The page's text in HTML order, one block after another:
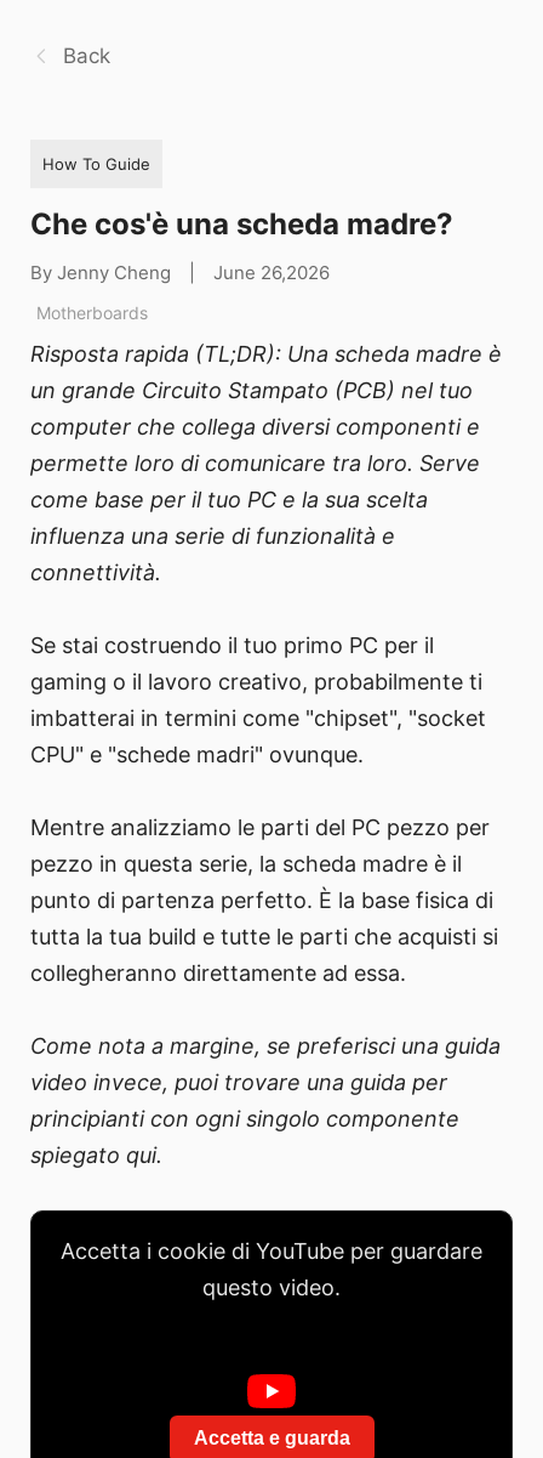
Back
How To Guide
Che cos'è una scheda madre?
By Jenny Cheng June 26,2026
Motherboards
Risposta rapida (TL;DR): Una scheda madre è
un grande Circuito Stampato (PCB) nel tuo
computer che collega diversi componenti e
permette loro di comunicare tra loro. Serve
come base per il tuo PC e la sua scelta
influenza una serie di funzionalità e
connettività.
Se stai costruendo il tuo primo PC per il
gaming o il lavoro creativo, probabilmente ti
imbatterai in termini come "chipset", "socket
CPU" e "schede madri" ovunque.
Mentre analizziamo le parti del PC pezzo per
pezzo in questa serie, la scheda madre è il
punto di partenza perfetto. È la base fisica di
tutta la tua build e tutte le parti che acquisti si
collegheranno direttamente ad essa.
Come nota a margine, se preferisci una guida
video invece, puoi trovare una guida per
principianti con ogni singolo componente
spiegato qui.
Accetta i cookie di YouTube per guardare
questo video.
Accetta e guarda